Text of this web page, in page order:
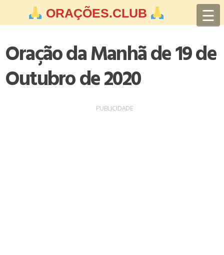
ORAÇÕES.CLUB ☰
Oração da Manhã de 19 de
Outubro de 2020
PUBLICIDADE